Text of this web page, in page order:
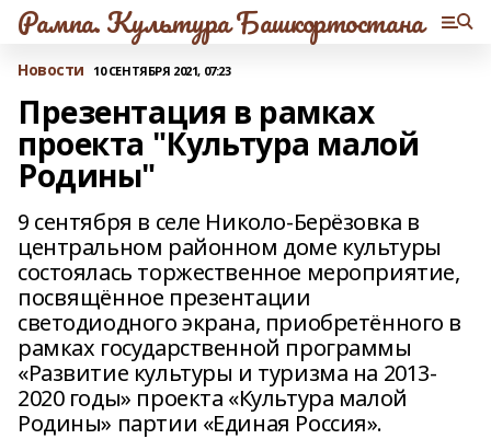
Рампа. Культура Башкортостана
Новости 10 СЕНТЯБРЯ 2021, 07:23
Презентация в рамках
проекта "Культура малой
Родины"
9 сентября в селе Николо-Берёзовка в
центральном районном доме культуры
состоялась торжественное мероприятие,
посвящённое презентации
светодиодного экрана, приобретённого в
рамках государственной программы
«Развитие культуры и туризма на 2013-
2020 годы» проекта «Культура малой
Родины» партии «Единая Россия».